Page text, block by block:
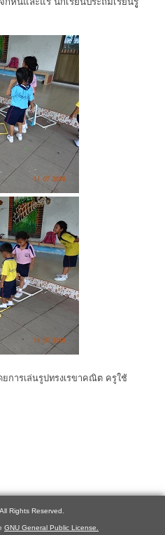
การเล่นรูปทรงเรขาคณิต ครูใช้
Rights Reserved.
GNU General Public License.